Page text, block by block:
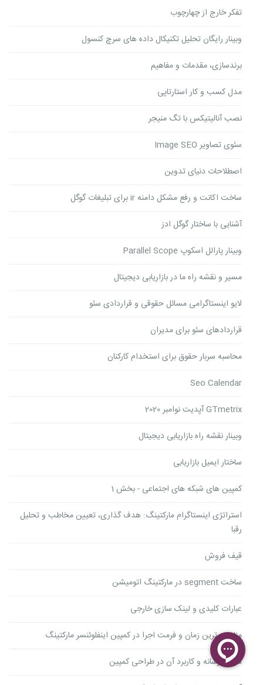
تفکر خارج از چهارچوب
وبینار رایگان تحلیل تکنیکال داده های سرچ کنسول
برندسازی، مقدمات و مفاهیم
مدل کسب و کار استارتاپی
نصب آنالیتیکس با تگ منیجر
سئوی تصاویر Image SEO
اصطلاحات دنیای تدوین
ساخت اکانت و رفع مشکل دامنه ir برای تبلیغات گوگل
آشنایی با ساختار گوگل ادز
وبینار پارالل اسکوپ Parallel Scope
مسیر و نقشه راه ما در بازاریابی دیجیتال
لایو اینستاگرامی مسائل حقوقی و قراردادی سئو
قراردادهای سئو برای مدیران
محاسبه سربار حقوق برای استخدام کارکنان
Seo Calendar
GTmetrix آپدیت نوامبر 2020
وبینار نقشه راه بازاریابی دیجیتال
ساختار ایمیل بازاریابی
کمپین های شبکه های اجتماعی - بخش 1
استراتژی اینستاگرام مارکتینگ: هدف گذاری، تعیین مخاطب و تحلیل
رقبا
قیف فروش
ساخت segment در مارکتینگ اتومیشن
عبارات کلیدی و لینک سازی خارجی
مناسب ترین زمان و فرمت اجرا در کمپین اینفلوئنسر مارکتینگ
تحلیل رسانه و کاربرد آن در طراحی کمپین